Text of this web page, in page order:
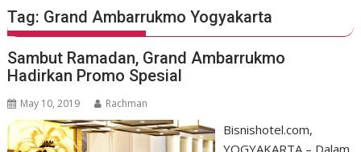
Tag: Grand Ambarrukmo Yogyakarta
Sambut Ramadan, Grand Ambarrukmo
Hadirkan Promo Spesial
May 10, 2019 Rachman
Bisnishotel.com,